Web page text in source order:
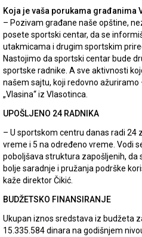
Koja je vaša porukama građanima
– Pozivam građane naše opštine,
posete sportski centar, da se
utakmicama i drugim sportskim
Nastojimo da sportski centar bude
sportske radnike. A sve aktivnosti
našem sajtu, koji redovno ažuriramo
„Vlasina“ iz Vlasotinca.
UPOŠLJENO 24 RADNIKA
– U sportskom centru danas radi 24
vreme i 5 na određeno vreme. Vodi
poboljšava struktura zapošljenih, da
bolje saradnje i pružanja podrške
kaže direktor Čikić.
BUDŽETSKO FINANSIRANJE
Ukupan iznos sredstava iz budžeta
15.335.584 dinara na godišnjem